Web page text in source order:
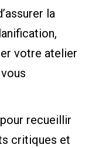
la
votre atelier
pour recueillir
critiques et